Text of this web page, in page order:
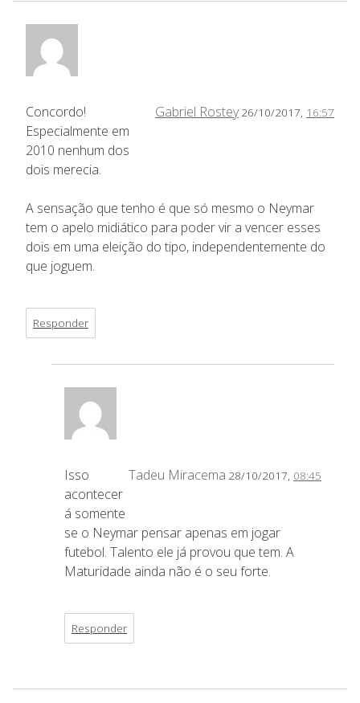
Gabriel Rostey 26/10/2017, 16:57
Concordo!
Especialmente em
2010 nenhum dos
dois merecia.
A sensação que tenho é que só mesmo o Neymar
tem o apelo midiático para poder vir a vencer esses
dois em uma eleição do tipo, independentemente do
que joguem.
Responder
Tadeu Miracema 28/10/2017, 08:45
Isso
acontecer
á somente
se o Neymar pensar apenas em jogar
futebol. Talento ele já provou que tem. A
Maturidade ainda não é o seu forte.
Responder